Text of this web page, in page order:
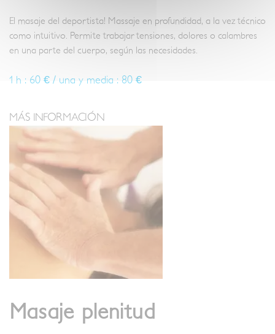
El masaje del deportista! Massaje en profundidad, a la vez técnico
como intuitivo. Permite trabajar tensiones, dolores o calambres
en una parte del cuerpo, según las necesidades.
1 h : 60 € / una y media : 80 €
MÁS INFORMACIÓN
Masaje plenitud